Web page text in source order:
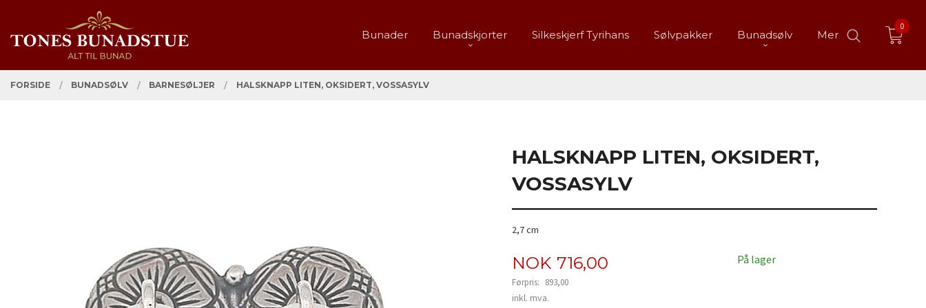
innholdet
PRODUKTER
Bunader Bunadskjorter Silkeskjerf Tyrihans Sølvpakker Bunadsølv Mer
0
FORSIDE BUNADSØLV BARNESØLJER HALSKNAPP LITEN, OKSIDERT, VOSSASYLV
HALSKNAPP LITEN, OKSIDERT,
VOSSASYLV
2,7 cm
Tilbud
NOK 716,00
Førpris: 893,00
Rabatt
inkl. mva.
På lager